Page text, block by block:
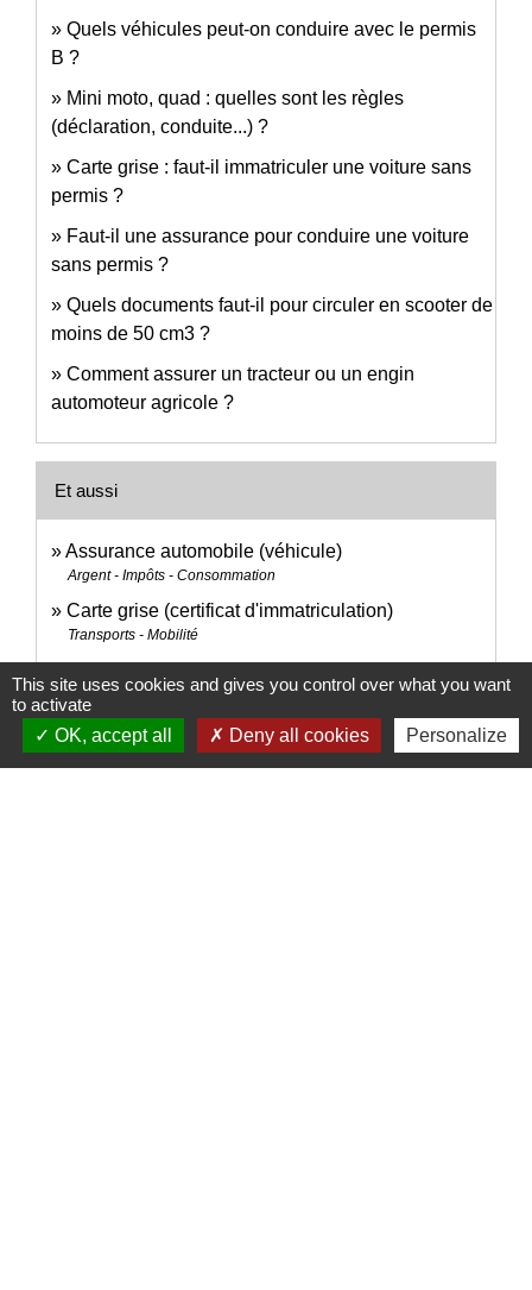
Quels véhicules peut-on conduire avec le permis
B ?
Mini moto, quad : quelles sont les règles
(déclaration, conduite...) ?
Carte grise : faut-il immatriculer une voiture sans
permis ?
Faut-il une assurance pour conduire une voiture
sans permis ?
Quels documents faut-il pour circuler en scooter de
moins de 50 cm3 ?
Comment assurer un tracteur ou un engin
automoteur agricole ?
Et aussi
Assurance automobile (véhicule)
Argent - Impôts - Consommation
Carte grise (certificat d'immatriculation)
Transports - Mobilité
Loisirs - Sports - Culture
BSR correspondant à la catégorie AM du permis
de conduire
This site uses cookies and gives you control over what you want
to activate
OK, accept all
Deny all cookies Personalize